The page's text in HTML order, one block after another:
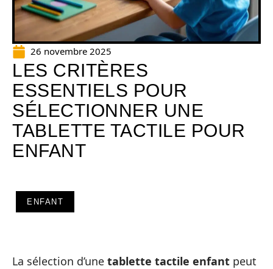
26 novembre 2025
LES CRITÈRES
ESSENTIELS POUR
SÉLECTIONNER UNE
TABLETTE TACTILE POUR
ENFANT
ENFANT
La sélection d’une tablette tactile enfant peut